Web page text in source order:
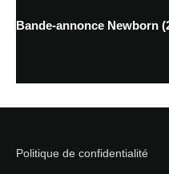
Bande-annonce Newborn
Politique de confidentialité